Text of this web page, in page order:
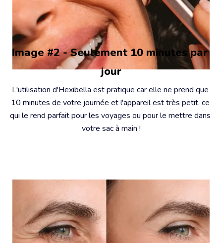
Image #2 - Seulement 10 minutes par
jour
L'utilisation d'Hexibella est pratique car elle ne prend que
10 minutes de votre journée et l'appareil est très petit, ce
qui le rend parfait pour les voyages ou pour le mettre dans
votre sac à main !